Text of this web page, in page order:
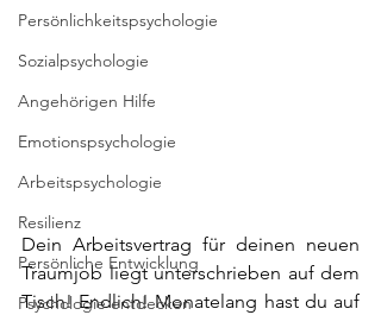
Persönlichkeitspsychologie
Sozialpsychologie
Angehörigen Hilfe
Emotionspsychologie
Arbeitspsychologie
Resilienz
Persönliche Entwicklung
Psychologie entdecken
Dein Arbeitsvertrag für deinen neuen
Traumjob liegt unterschrieben auf dem
Tisch! Endlich! Monatelang hast du auf